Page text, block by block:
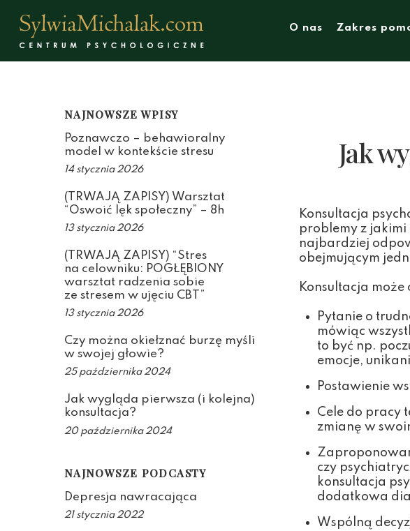
content
O nas Zakres
Jak
Konsultacja
problemy z jakimi
najbardziej
obejmującym
Konsultacja
Pytanie o
mówiąc
to być np.
emocje,
Postawienie
Cele do pracy
zmianę w
czy
konsultacja
dodatkowa
Wspólną
NAJNOWSZE WPISY
Poznawczo – behawioralny
model w kontekście stresu
14 stycznia 2026
(TRWAJĄ ZAPISY) Warsztat
“Oswoić lęk społeczny” – 8h
13 stycznia 2026
(TRWAJĄ ZAPISY) “Stres
na celowniku: POGŁĘBIONY
warsztat radzenia sobie
ze stresem w ujęciu CBT”
13 stycznia 2026
Czy można okiełznać burzę myśli
w swojej głowie?
25 października 2024
Jak wygląda pierwsza (i kolejna)
konsultacja?
20 października 2024
NAJNOWSZE PODCASTY
Depresja nawracająca
21 stycznia 2022